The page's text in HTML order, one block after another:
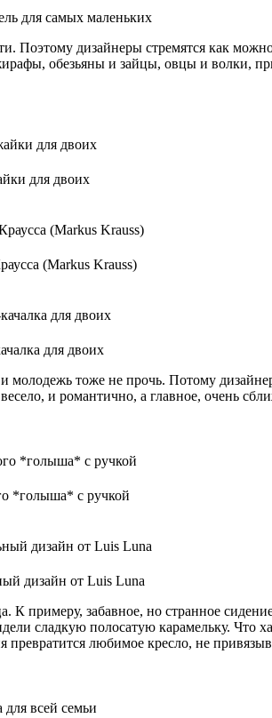
для самых маленьких
Поэтому дизайнеры стремятся как
обезьяны и зайцы, овцы и волки,
для двоих
(Markus Krauss)
для двоих
тоже не прочь. Потому
и романтично, а главное, очень
*голыша* с ручкой
дизайн от Luis Luna
К примеру, забавное, но странное
сладкую полосатую карамельку. Что
любимое кресло, не